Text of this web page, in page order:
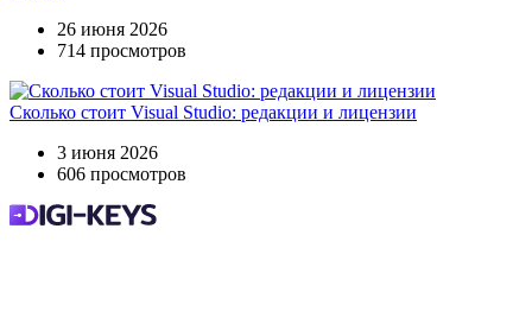
26 июня 2026
714 просмотров
Сколько стоит Visual Studio: редакции и лицензии
3 июня 2026
606 просмотров